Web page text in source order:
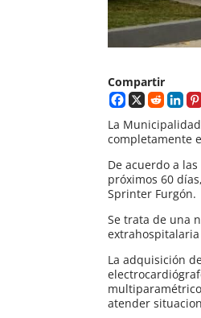
Compartir
La
completamente
De acuerdo a
próximos 60
Sprinter Furgón.
Se trata de una
La adquisición
atender